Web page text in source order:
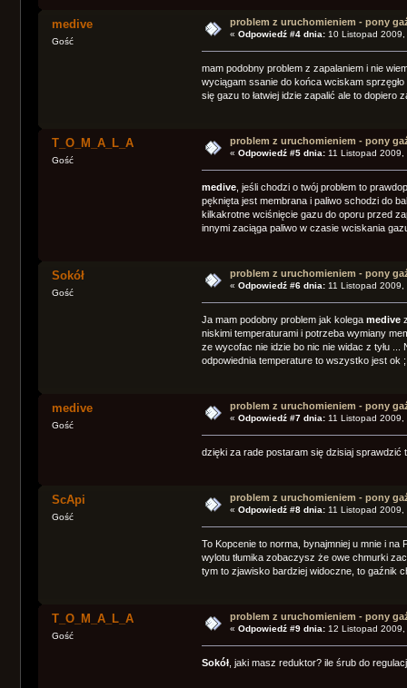
medive
Gość
problem z uruchomieniem - pony
«Odpowiedź #4 dnia: 10 Listopad
mam podobny problem z zapalaniem i nie
wyciągam ssanie do końca wciskam
się gazu to łatwiej idzie zapalić ale to dopiero
T_O_M_A_L_A
Gość
problem z uruchomieniem - pony
«Odpowiedź #5 dnia: 11 Listopad
medive, jeśli chodzi o twój problem to
pęknięta jest membrana i paliwo schodzi do
kilkakrotne wciśnięcie gazu do oporu przed
innymi zaciąga paliwo w czasie wciskania
Sokół
Gość
problem z uruchomieniem - pony
«Odpowiedź #6 dnia: 11 Listopad
Ja mam podobny problem jak kolega medivez
niskimi temperaturami i potrzeba wymiany
ze wycofac nie idzie bo nic nie widac z tyłu
odpowiednia temperature to wszystko jest ok
medive
Gość
problem z uruchomieniem - pony
«Odpowiedź #7 dnia: 11 Listopad
dzięki za rade postaram się dzisiaj sprawdzić
ScApi
Gość
problem z uruchomieniem - pony
«Odpowiedź #8 dnia: 11 Listopad
To Kopcenie to norma, bynajmniej u mnie i
wylotu tłumika zobaczysz że owe chmurki
tym to zjawisko bardziej widoczne, to gaźnik
T_O_M_A_L_A
Gość
problem z uruchomieniem - pony
«Odpowiedź #9 dnia: 12 Listopad
Sokół, jaki masz reduktor? ile śrub do